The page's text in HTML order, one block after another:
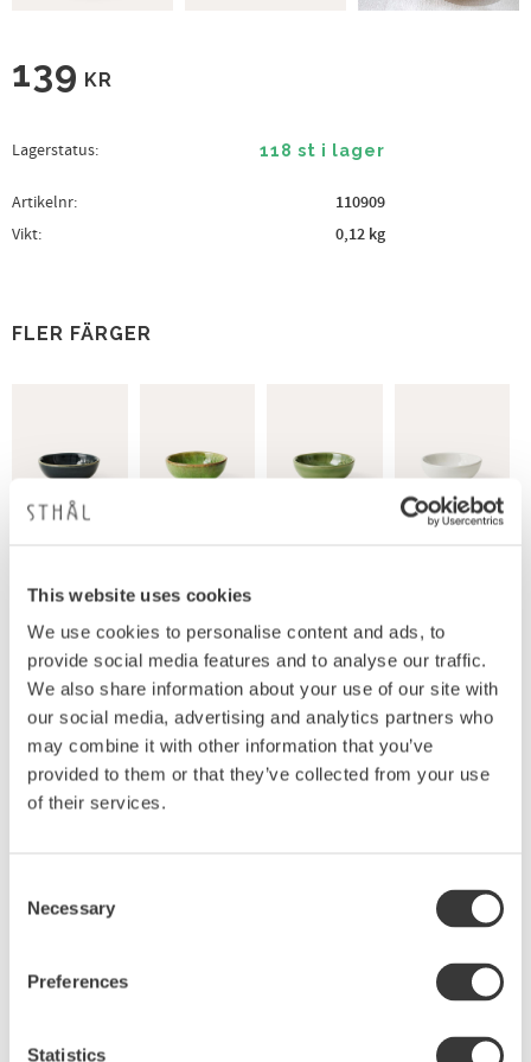
This website uses cookies
We use cookies to personalise content and ads, to
provide social media features and to analyse our traffic.
We also share information about your use of our site with
our social media, advertising and analytics partners who
may combine it with other information that you’ve
provided to them or that they’ve collected from your use
of their services.
Selection
Necessary
Preferences
Statistics
139 KR
Lagerstatus 118 st i lager
Artikelnr
110909
Vikt
0,12 kg
FLER FÄRGER
Produktbeskrivning
sojan. Antikgrön är en så kallad effektglasyr i
ger liv och variation åt keramiken. Den flödande
glasyren ger en livfull yta med skiftande toner och